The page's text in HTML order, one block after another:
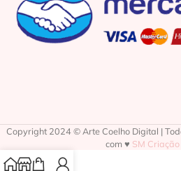
Copyright 2024 © Arte Coelho Digital |
com ♥ SM